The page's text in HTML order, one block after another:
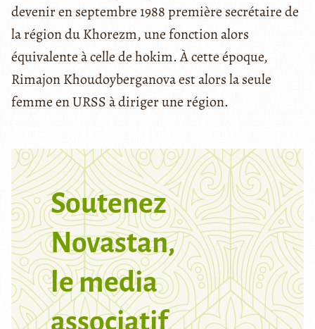
devenir en septembre 1988 première secrétaire de
la région du Khorezm, une fonction alors
équivalente à celle de hokim. À cette époque,
Rimajon Khoudoyberganova est alors la seule
femme en URSS à diriger une région.
Soutenez
Novastan,
le media
associatif